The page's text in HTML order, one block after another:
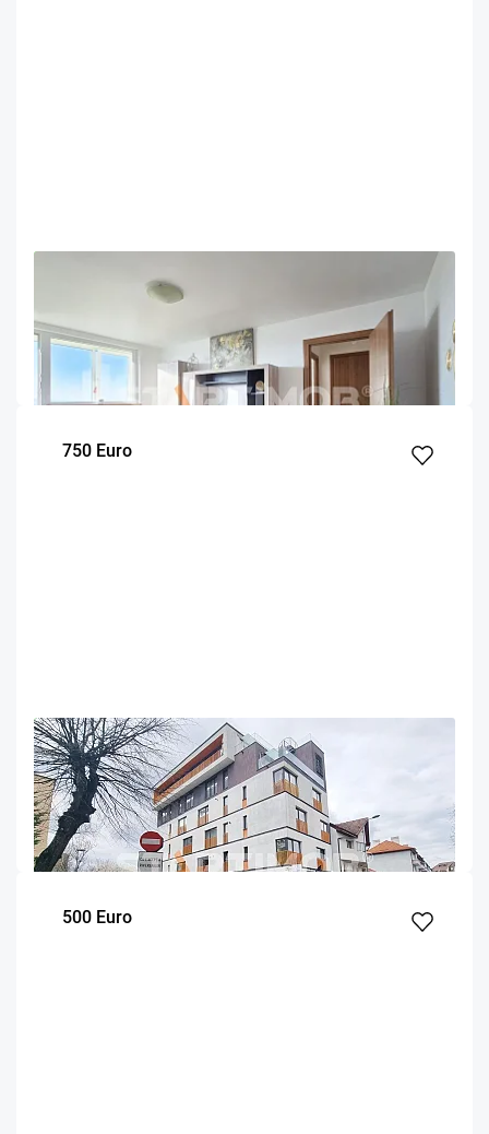
Apartament mobilat prima inchiriere Astra
Brasov
49
m² dormitor
8
Etaj
750 Euro
OFERTA NOUA EXCLUSIVITATE
Apartament mobilat Centru Civic AFI Palace Mall
Brasov
87
m²
2
dormitoare Etaj
500 Euro